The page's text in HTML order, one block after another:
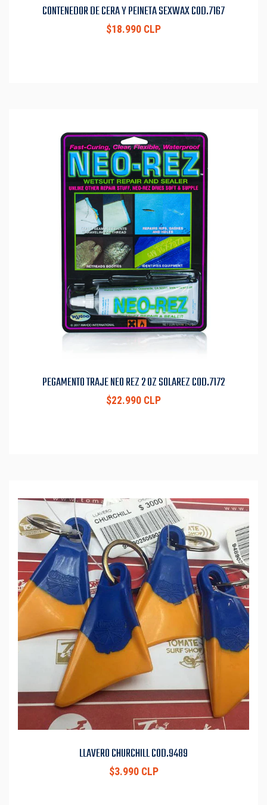
CONTENEDOR DE CERA Y PEINETA SEXWAX COD.7167
$18.990 CLP
PEGAMENTO TRAJE NEO REZ 2 OZ SOLAREZ COD.7172
$22.990 CLP
LLAVERO CHURCHILL COD.9489
$3.990 CLP